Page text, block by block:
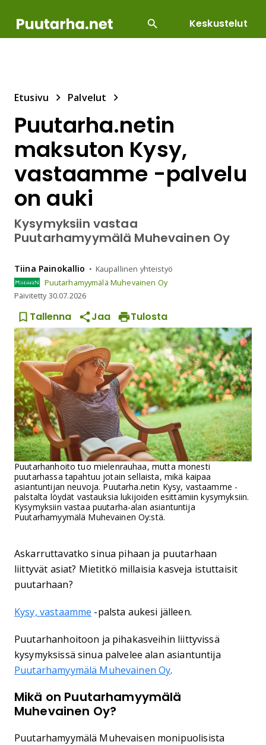
Keskustelut
Etusivu Palvelut
Puutarha.netin
maksuton Kysy,
vastaamme -palvelu
on auki
Kysymyksiin vastaa
Puutarhamyymälä Muhevainen Oy
Tiina Painokallio
Kaupallinen yhteistyö
Puutarhamyymälä Muhevainen Oy
Päivitetty30.07.2026
Tallenna Jaa Tulosta
Puutarhanhoito tuo mielenrauhaa, mutta monesti
puutarhassa tapahtuu jotain sellaista, mikä kaipaa
asiantuntijan neuvoja. Puutarha.netin Kysy, vastaamme -
palstalta löydät vastauksia lukijoiden esittämiin kysymyksiin.
Kysymyksiin vastaa puutarha-alan asiantuntija
Puutarhamyymälä Muhevainen Oy:stä.
Askarruttavatko sinua pihaan ja puutarhaan
liittyvät asiat? Mietitkö millaisia kasveja istuttaisit
puutarhaan?
Kysy, vastaamme -palsta aukesi jälleen.
Puutarhanhoitoon ja pihakasveihin liittyvissä
kysymyksissä sinua palvelee alan asiantuntija
Puutarhamyymälä Muhevainen Oy.
Mikä on Puutarhamyymälä
Muhevainen Oy?
Puutarhamyymälä Muhevaisen monipuolisista